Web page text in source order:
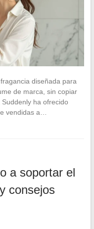
diseñada para
de marca, sin copiar
ha ofrecido
vendidas a…
a soportar el
consejos